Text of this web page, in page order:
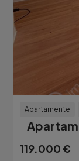
Apartamente
119.000 €